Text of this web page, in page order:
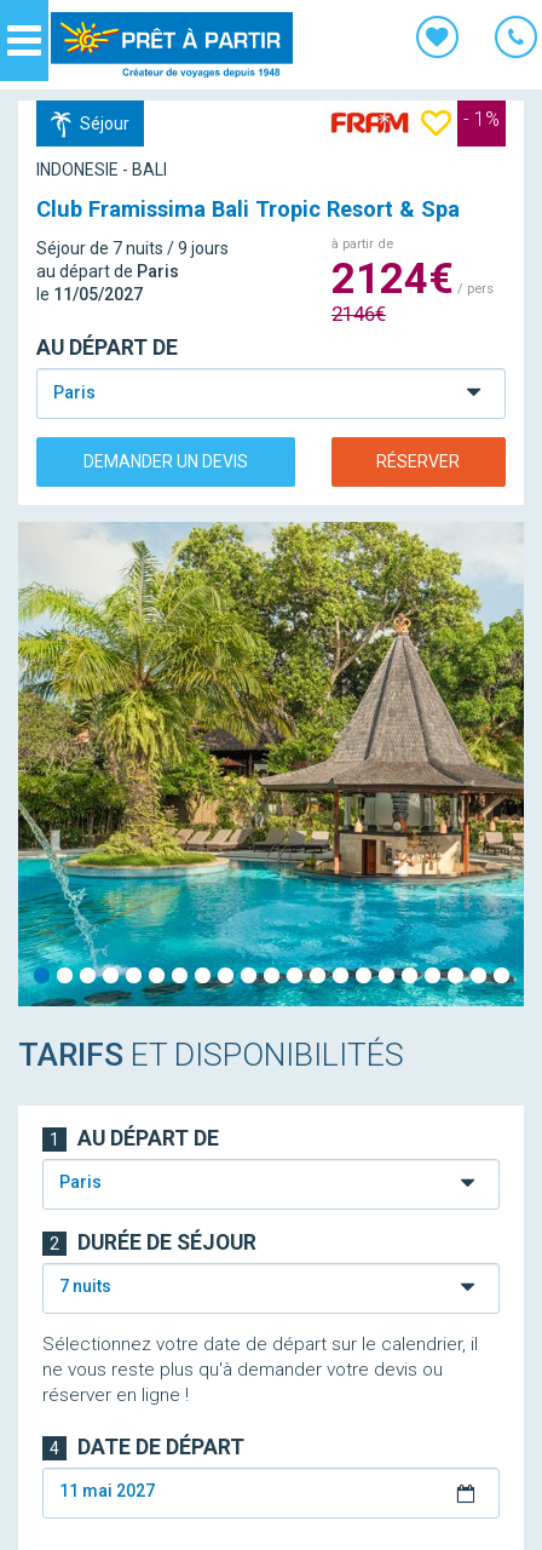
Navigation
Séjour - 1%
INDONESIE - BALI
Club Framissima Bali Tropic Resort & Spa
Séjour de 7 nuits / 9 jours
au départ de Paris
le 11/05/2027
à partir de
2124€ / pers
2146€
AU DÉPART DE
Paris
DEMANDER UN DEVIS RÉSERVER
TARIFS ET DISPONIBILITÉS
1 AU DÉPART DE
Paris
2 DURÉE DE SÉJOUR
7 nuits
Sélectionnez votre date de départ sur le calendrier, il
ne vous reste plus qu'à demander votre devis ou
réserver en ligne !
4 DATE DE DÉPART
11 mai 2027
Panneau de gestion des cookies